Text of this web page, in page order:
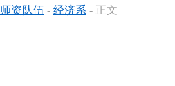
师资队伍 - 经济系 - 正文